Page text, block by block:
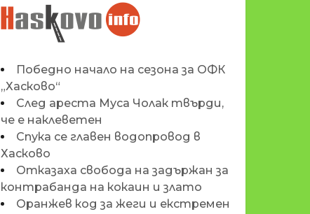
НОВИНИТЕ НА
HASKOVO.INFO
Победно начало на сезона за ОФК
„Хасково“
След ареста Муса Чолак твърди,
че е наклеветен
Спука се главен водопровод в
Хасково
Отказаха свобода на задържан за
контрабанда на кокаин и злато
Оранжев код за жеги и екстремен